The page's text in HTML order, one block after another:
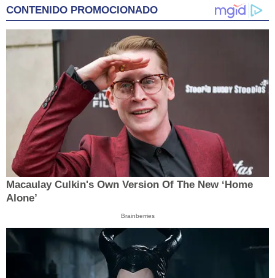
CONTENIDO PROMOCIONADO
Macaulay Culkin's Own Version Of The New ‘Home
Alone’
Brainberries